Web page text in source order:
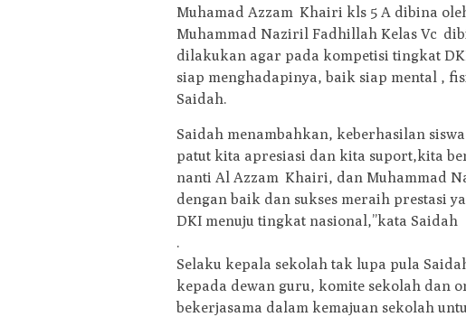
Muhamad Azzam Khairi kls 5 A dibina
Muhammad Naziril Fadhillah Kelas Vc
dilakukan agar pada kompetisi tingkat
siap menghadapinya, baik siap mental ,
Saidah.
Saidah menambahkan, keberhasilan
patut kita apresiasi dan kita suport,kita
nanti Al Azzam Khairi, dan Muhammad
dengan baik dan sukses meraih prestasi
DKI menuju tingkat nasional,’’kata Saidah
.
Selaku kepala sekolah tak lupa pula
kepada dewan guru, komite sekolah dan
bekerjasama dalam kemajuan sekolah